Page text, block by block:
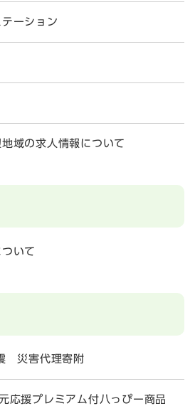
ーション
域の求人情報について
いて
災害代理寄附
応援プレミアム付八っぴー商品